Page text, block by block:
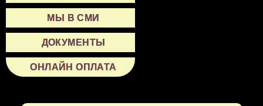
МЫ В СМИ
ДОКУМЕНТЫ
ОНЛАЙН ОПЛАТА